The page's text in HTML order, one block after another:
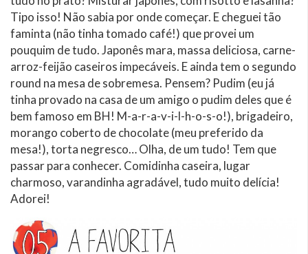
Tipo isso! Não sabia por onde começar. E cheguei tão
faminta (não tinha tomado café!) que provei um
pouquim de tudo. Japonês mara, massa deliciosa, carne-
arroz-feijão caseiros impecáveis. E ainda tem o segundo
round na mesa de sobremesa. Pensem? Pudim (eu já
tinha provado na casa de um amigo o pudim deles que é
bem famoso em BH! M-a-r-a-v-i-l-h-o-s-o!), brigadeiro,
morango coberto de chocolate (meu preferido da
mesa!), torta negresco… Olha, de um tudo! Tem que
passar para conhecer. Comidinha caseira, lugar
charmoso, varandinha agradável, tudo muito delícia!
Adorei!